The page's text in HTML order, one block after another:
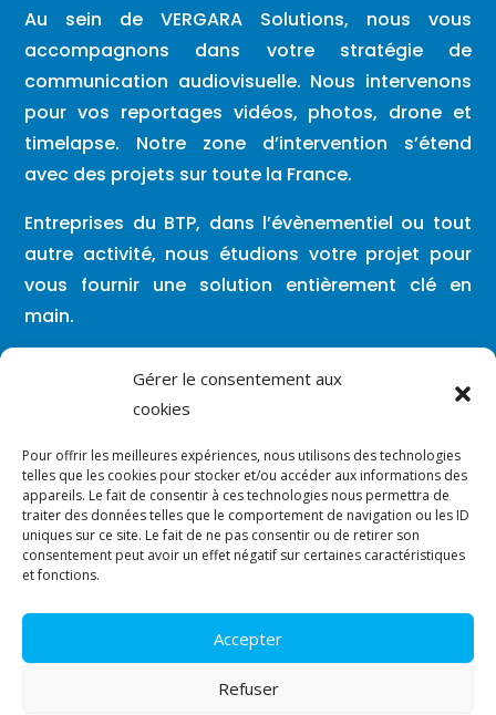
Gérer le consentement aux
cookies
Pour offrir les meilleures expériences, nous utilisons des technologies
telles que les cookies pour stocker et/ou accéder aux informations des
appareils. Le fait de consentir à ces technologies nous permettra de
traiter des données telles que le comportement de navigation ou les ID
uniques sur ce site. Le fait de ne pas consentir ou de retirer son
consentement peut avoir un effet négatif sur certaines caractéristiques
et fonctions.
Accepter
Refuser
Au sein de VERGARA Solutions, nous vous
accompagnons dans votre stratégie de
communication audiovisuelle. Nous intervenons
pour vos reportages vidéos, photos, drone et
timelapse. Notre zone d’intervention s’étend
avec des projets sur toute la France.
Entreprises du BTP, dans l’évènementiel ou tout
autre activité, nous étudions votre projet pour
vous fournir une solution entièrement clé en
main.
Lundi – Vendredi : 08h00 / 19h30
ces créneaux par mail ou par SMS.
 contact@vergara-solutions.fr
 07.86.91.31.19